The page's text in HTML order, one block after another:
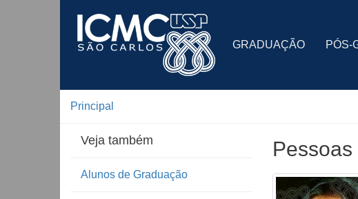
GRADUAÇÃO PÓS-
Principal
Veja também
Alunos de Graduação
Pessoas